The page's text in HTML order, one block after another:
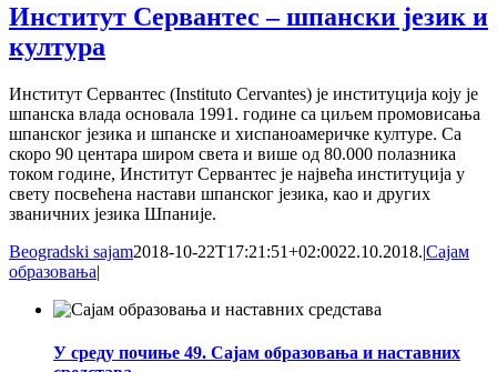
Институт Сервантес – шпански језик и
култура
Институт Сервантес (Instituto Cervantes) је институција коју је
шпанска влада основала 1991. године са циљем промовисања
шпанског језика и шпанске и хиспаноамеричке културе. Са
скоро 90 центара широм света и више од 80.000 полазника
током године, Институт Сервантес је највећа институција у
свету посвећена настави шпанског језика, као и других
званичних језика Шпаније.
Beogradski sajam2018-10-22T17:21:51+02:0022.10.2018.|Сајам
образовања|
У среду почиње 49. Сајам образовања и наставних